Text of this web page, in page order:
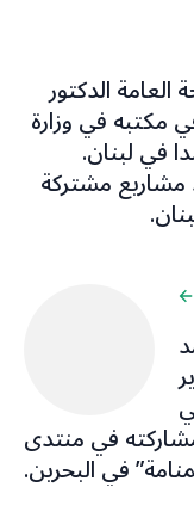
الدكتور
مكتبه في وزارة
في لبنان.
مشاريع مشتركة
في منتدى
في البحرين.